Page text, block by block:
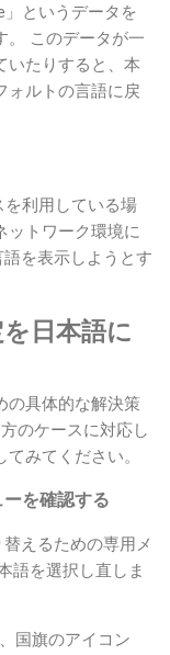
というデータを
。 このデータが一
いたりすると、本
ォルトの言語に戻
を利用している場
ットワーク環境に
を表示しようとす
日本語に
の具体的な解決策
のケースに対応し
みてください。
を確認する
えるための専用メ
語を選択し直しま
国旗のアイコン